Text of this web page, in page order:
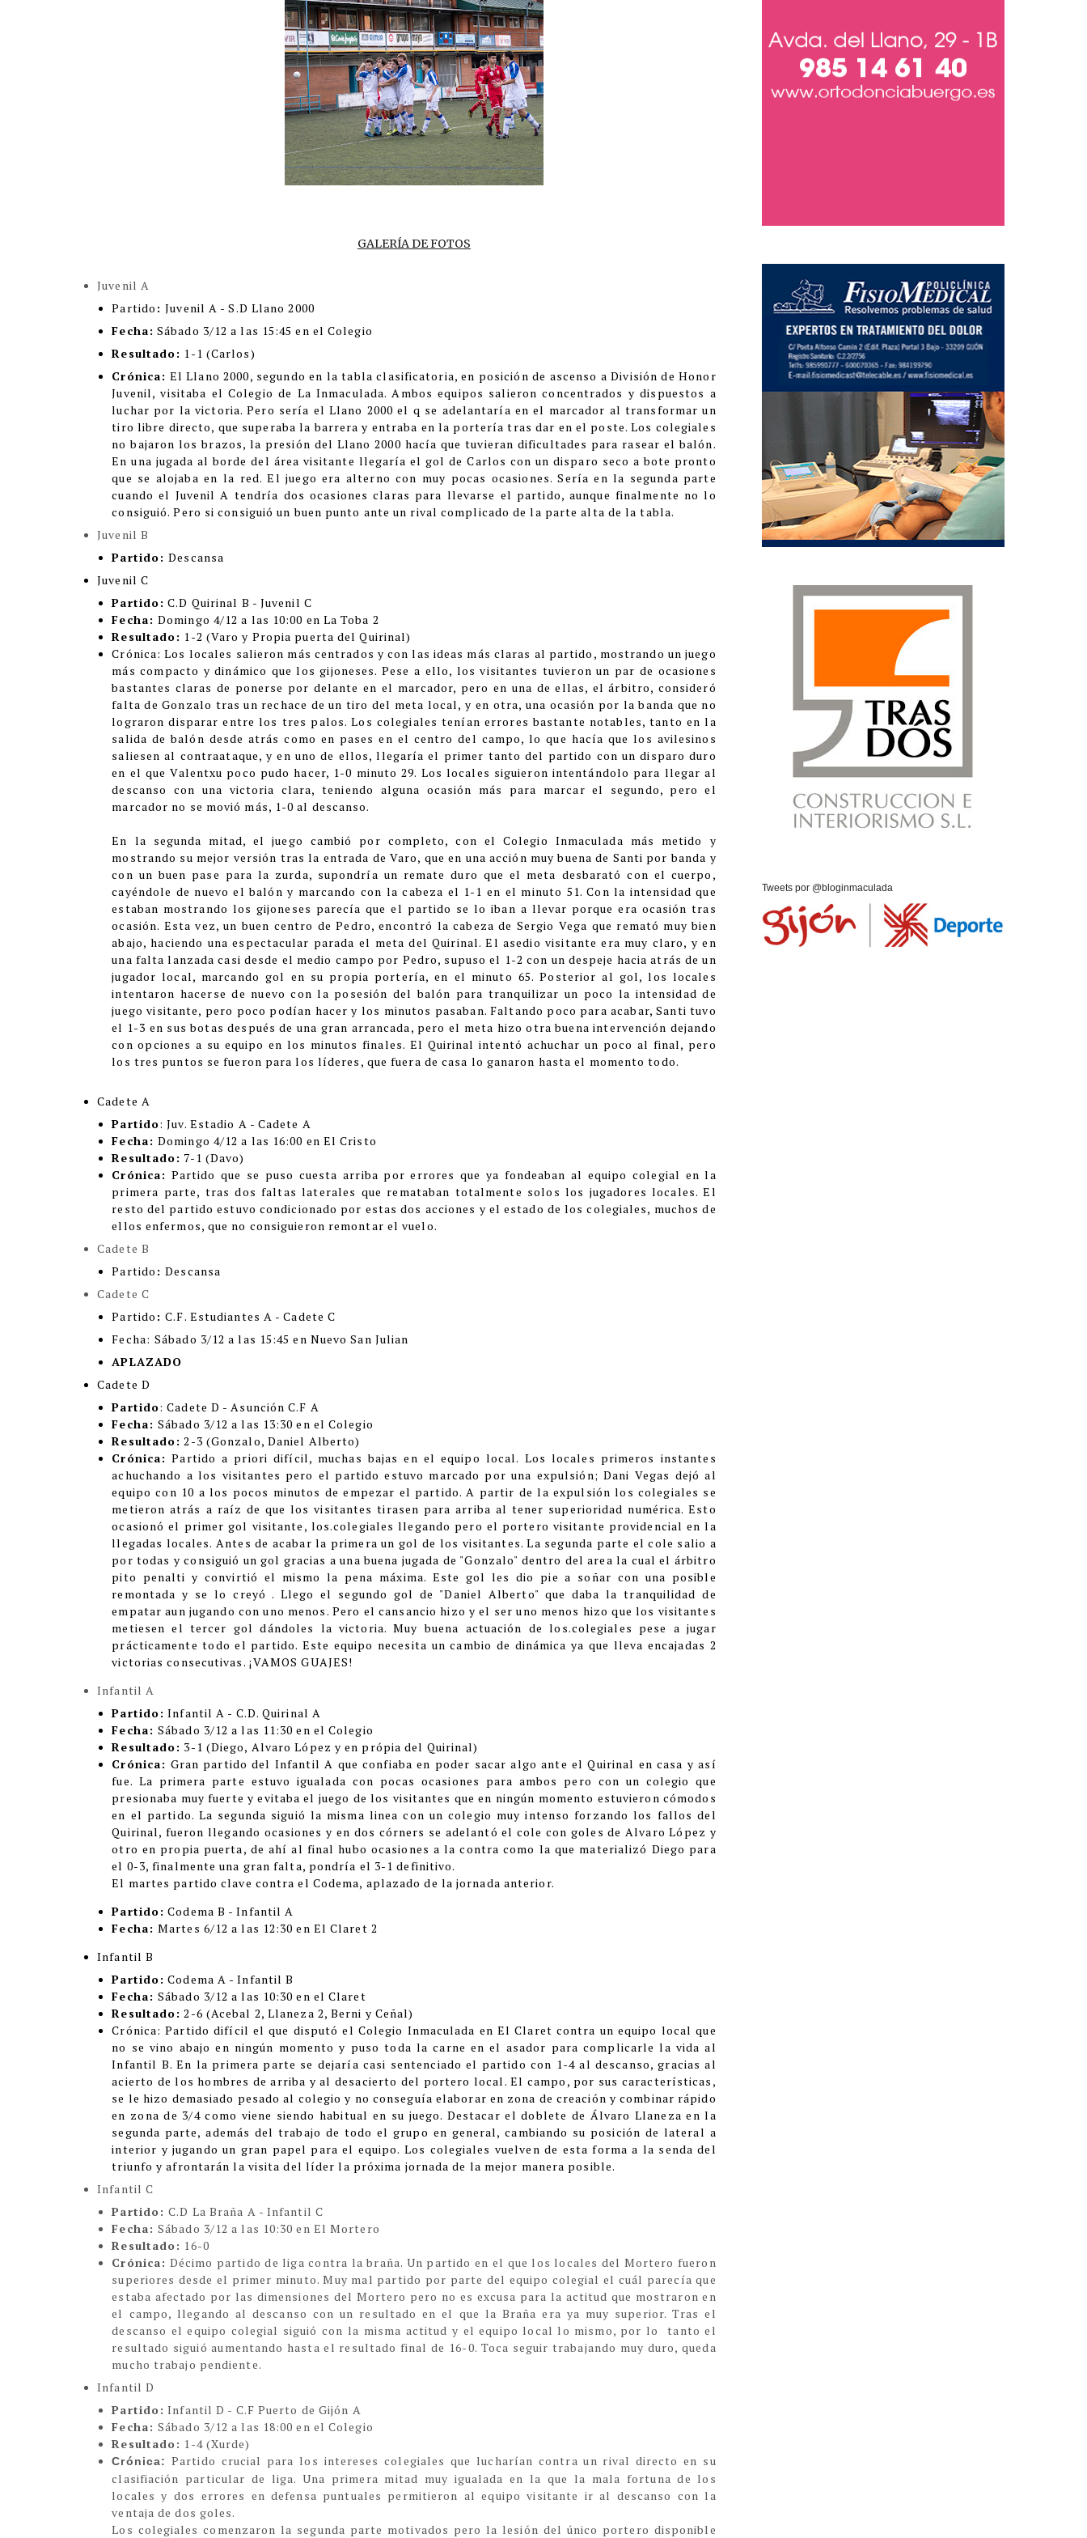
GALERÍA DE FOTOS
Juvenil A
Partido :Juvenil A - S.D Llano 2000
Fecha: Sábado 3/12 a las 15:45 en el Colegio
Resultado: 1-1 (Carlos)
Crónica: El Llano 2000, segundo en la tabla clasificatoria, en posición de ascenso a División de Honor
Juvenil, visitaba el Colegio de La Inmaculada. Ambos equipos salieron concentrados y dispuestos a
luchar por la victoria. Pero sería el Llano 2000 el q se adelantaría en el marcador al transformar un
tiro libre directo, que superaba la barrera y entraba en la portería tras dar en el poste. Los colegiales
no bajaron los brazos, la presión del Llano 2000 hacía que tuvieran dificultades para rasear el balón.
En una jugada al borde del área visitante llegaría el gol de Carlos con un disparo seco a bote pronto
que se alojaba en la red. El juego era alterno con muy pocas ocasiones. Sería en la segunda parte
cuando el Juvenil A tendría dos ocasiones claras para llevarse el partido, aunque finalmente no lo
consiguió. Pero si consiguió un buen punto ante un rival complicado de la parte alta de la tabla.
Juvenil B
Partido:Descansa
Juvenil C
Partido: C.D Quirinal B - Juvenil C
Fecha:Domingo 4/12 a las 10:00 en La Toba 2
Resultado: 1-2 (Varo y Propia puerta del Quirinal)
Crónica: Los locales salieron más centrados y con las ideas más claras al partido, mostrando un juego
más compacto y dinámico que los gijoneses. Pese a ello, los visitantes tuvieron un par de ocasiones
bastantes claras de ponerse por delante en el marcador, pero en una de ellas, el árbitro, consideró
falta de Gonzalo tras un rechace de un tiro del meta local, y en otra, una ocasión por la banda que no
lograron disparar entre los tres palos. Los colegiales tenían errores bastante notables, tanto en la
salida de balón desde atrás como en pases en el centro del campo, lo que hacía que los avilesinos
saliesen al contraataque, y en uno de ellos, llegaría el primer tanto del partido con un disparo duro
en el que Valentxu poco pudo hacer, 1-0 minuto 29. Los locales siguieron intentándolo para llegar al
descanso con una victoria clara, teniendo alguna ocasión más para marcar el segundo, pero el
marcador no se movió más, 1-0 al descanso.
En la segunda mitad, el juego cambió por completo, con el Colegio Inmaculada más metido y
mostrando su mejor versión tras la entrada de Varo, que en una acción muy buena de Santi por banda y
con un buen pase para la zurda, supondría un remate duro que el meta desbarató con el cuerpo,
cayéndole de nuevo el balón y marcando con la cabeza el 1-1 en el minuto 51. Con la intensidad que
estaban mostrando los gijoneses parecía que el partido se lo iban a llevar porque era ocasión tras
ocasión. Esta vez, un buen centro de Pedro, encontró la cabeza de Sergio Vega que remató muy bien
abajo, haciendo una espectacular parada el meta del Quirinal. El asedio visitante era muy claro, y en
una falta lanzada casi desde el medio campo por Pedro, supuso el 1-2 con un despeje hacia atrás de un
jugador local, marcando gol en su propia portería, en el minuto 65. Posterior al gol, los locales
intentaron hacerse de nuevo con la posesión del balón para tranquilizar un poco la intensidad de
juego visitante, pero poco podían hacer y los minutos pasaban. Faltando poco para acabar, Santi tuvo
el 1-3 en sus botas después de una gran arrancada, pero el meta hizo otra buena intervención dejando
con opciones a su equipo en los minutos finales. El Quirinal intentó achuchar un poco al final, pero
los tres puntos se fueron para los líderes, que fuera de casa lo ganaron hasta el momento todo.
Cadete A
Partido: Juv. Estadio A - Cadete A
Fecha:Domingo 4/12 a las 16:00 en El Cristo
Resultado: 7-1 (Davo)
Crónica: Partido que se puso cuesta arriba por errores que ya fondeaban al equipo colegial en la
primera parte, tras dos faltas laterales que remataban totalmente solos los jugadores locales. El
resto del partido estuvo condicionado por estas dos acciones y el estado de los colegiales, muchos de
ellos enfermos, que no consiguieron remontar el vuelo.
Cadete B
Partido :Descansa
Cadete C
Partido :C.F. Estudiantes A - Cadete C
Fecha: Sábado 3/12 a las 15:45 en Nuevo San Julian
APLAZADO
Cadete D
Partido: Cadete D - Asunción C.F A
Fecha:Sábado 3/12 a las 13:30 en el Colegio
Resultado: 2-3 (Gonzalo, Daniel Alberto)
Crónica: Partido a priori difícil, muchas bajas en el equipo local. Los locales primeros instantes
achuchando a los visitantes pero el partido estuvo marcado por una expulsión; Dani Vegas dejó al
equipo con 10 a los pocos minutos de empezar el partido. A partir de la expulsión los colegiales se
metieron atrás a raíz de que los visitantes tirasen para arriba al tener superioridad numérica. Esto
ocasionó el primer gol visitante, los.colegiales llegando pero el portero visitante providencial en la
llegadas locales. Antes de acabar la primera un gol de los visitantes. La segunda parte el cole salio a
por todas y consiguió un gol gracias a una buena jugada de "Gonzalo" dentro del area la cual el árbitro
pito penalti y convirtió el mismo la pena máxima. Este gol les dio pie a soñar con una posible
remontada y se lo creyó . Llego el segundo gol de "Daniel Alberto" que daba la tranquilidad de
empatar aun jugando con uno menos. Pero el cansancio hizo y el ser uno menos hizo que los visitantes
metiesen el tercer gol dándoles la victoria. Muy buena actuación de los.colegiales pese a jugar
prácticamente todo el partido. Este equipo necesita un cambio de dinámica ya que lleva encajadas 2
victorias consecutivas. ¡VAMOS GUAJES!
Infantil A
Partido: Infantil A - C.D. Quirinal A
Fecha:Sábado 3/12 a las 11:30 en el Colegio
Resultado: 3-1 (Diego, Alvaro López y en própia del Quirinal)
Crónica: Gran partido del Infantil A que confiaba en poder sacar algo ante el Quirinal en casa y así
fue. La primera parte estuvo igualada con pocas ocasiones para ambos pero con un colegio que
presionaba muy fuerte y evitaba el juego de los visitantes que en ningún momento estuvieron cómodos
en el partido. La segunda siguió la misma linea con un colegio muy intenso forzando los fallos del
Quirinal, fueron llegando ocasiones y en dos córners se adelantó el cole con goles de Alvaro López y
otro en propia puerta, de ahí al final hubo ocasiones a la contra como la que materializó Diego para
el 0-3, finalmente una gran falta, pondría el 3-1 definitivo.
El martes partido clave contra el Codema, aplazado de la jornada anterior.
Partido: Codema B - Infantil A
Fecha:Martes 6/12 a las 12:30 en El Claret 2
Infantil B
Partido: Codema A - Infantil B
Fecha:Sábado 3/12 a las 10:30 en el Claret
Resultado: 2-6 (Acebal 2, Llaneza 2, Berni y Ceñal)
Crónica: Partido difícil el que disputó el Colegio Inmaculada en El Claret contra un equipo local que
no se vino abajo en ningún momento y puso toda la carne en el asador para complicarle la vida al
Infantil B. En la primera parte se dejaría casi sentenciado el partido con 1-4 al descanso, gracias al
acierto de los hombres de arriba y al desacierto del portero local. El campo, por sus características,
se le hizo demasiado pesado al colegio y no conseguía elaborar en zona de creación y combinar rápido
en zona de 3/4 como viene siendo habitual en su juego. Destacar el doblete de Álvaro Llaneza en la
segunda parte, además del trabajo de todo el grupo en general, cambiando su posición de lateral a
interior y jugando un gran papel para el equipo. Los colegiales vuelven de esta forma a la senda del
triunfo y afrontarán la visita del líder la próxima jornada de la mejor manera posible.
Infantil C
Partido:C.D La Braña A - Infantil C
Fecha:Sábado 3/12 a las 10:30 en El Mortero
Resultado: 16-0
Crónica: Décimo partido de liga contra la braña. Un partido en el que los locales del Mortero fueron
superiores desde el primer minuto. Muy mal partido por parte del equipo colegial el cuál parecía que
estaba afectado por las dimensiones del Mortero pero no es excusa para la actitud que mostraron en
el campo, llegando al descanso con un resultado en el que la Braña era ya muy superior. Tras el
descanso el equipo colegial siguió con la misma actitud y el equipo local lo mismo, por lo tanto el
resultado siguió aumentando hasta el resultado final de 16-0. Toca seguir trabajando muy duro, queda
mucho trabajo pendiente.
Infantil D
Partido: Infantil D - C.F Puerto de Gijón A
Fecha:Sábado 3/12 a las 18:00 en el Colegio
Resultado: 1-4 (Xurde)
Crónica: Partido crucial para los intereses colegiales que lucharían contra un rival directo en su
clasifiación particular de liga. Una primera mitad muy igualada en la que la mala fortuna de los
locales y dos errores en defensa puntuales permitieron al equipo visitante ir al descanso con la
ventaja de dos goles.
Los colegiales comenzaron la segunda parte motivados pero la lesión del único portero disponible
Tweets por @bloginmaculada